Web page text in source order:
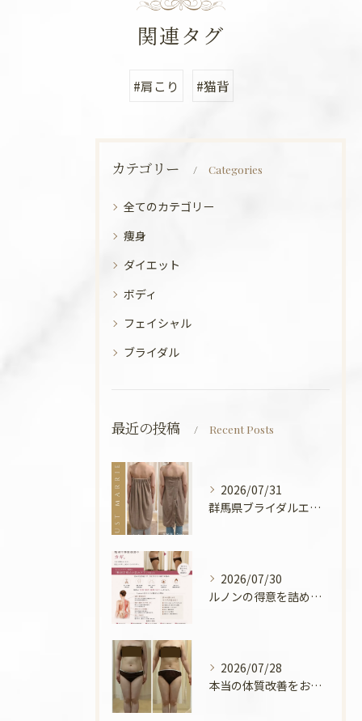
関連タグ
#肩こり #猫背
カテゴリー Categories
全てのカテゴリー
痩身
ダイエット
ボディ
フェイシャル
ブライダル
最近の投稿 Recent Posts
2026/07/31
群馬県ブライダルエステ💍
2026/07/30
ルノンの得意を詰めてみました🧡
2026/07/28
本当の体質改善をお手伝い✨